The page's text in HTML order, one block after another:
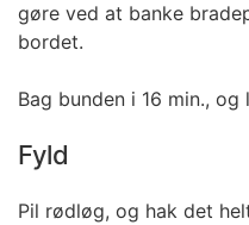
gøre ved at banke
bordet.
Bag bunden i 16 min.,
Fyld
Pil rødløg, og hak det